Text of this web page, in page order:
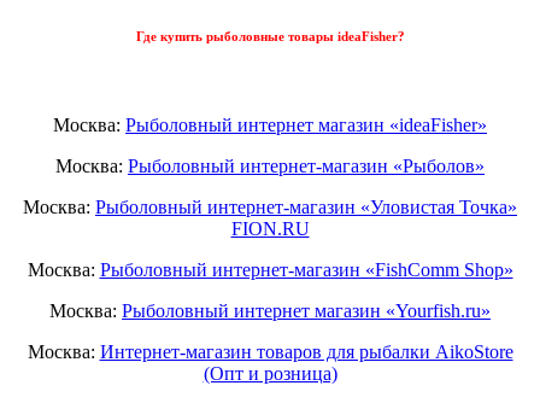
Где купить рыболовные товары ideaFisher?
Москва: Рыболовный интернет магазин «ideaFisher»
Москва: Рыболовный интернет-магазин «Рыболов»
Москва: Рыболовный интернет-магазин «Уловистая Точка»
FION.RU
Москва: Рыболовный интернет-магазин «FishComm Shop»
Москва: Рыболовный интернет магазин «Yourfish.ru»
Москва: Интернет-магазин товаров для рыбалки AikoStore
(Опт и розница)